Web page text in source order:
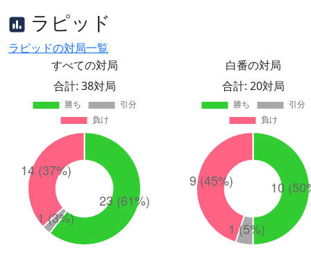
ラピッド
ラピッドの対局一覧
すべての対局
合計: 38対局
白番の対局
合計: 20対局